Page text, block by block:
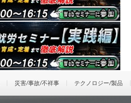
災害/事故/不祥事 テクノロジー/製品